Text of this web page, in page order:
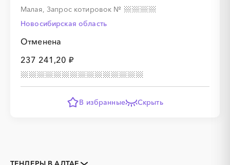
Малая, Запрос котировок №
Новосибирская область
Отменена
237 241,20 ₽
В избранные Скрыть